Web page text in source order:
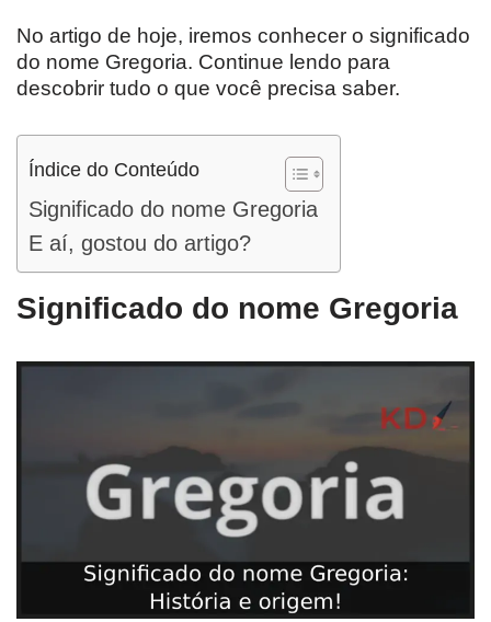
No artigo de hoje, iremos conhecer o significado
do nome Gregoria. Continue lendo para
descobrir tudo o que você precisa saber.
Índice do Conteúdo
Significado do nome Gregoria
E aí, gostou do artigo?
Significado do nome Gregoria